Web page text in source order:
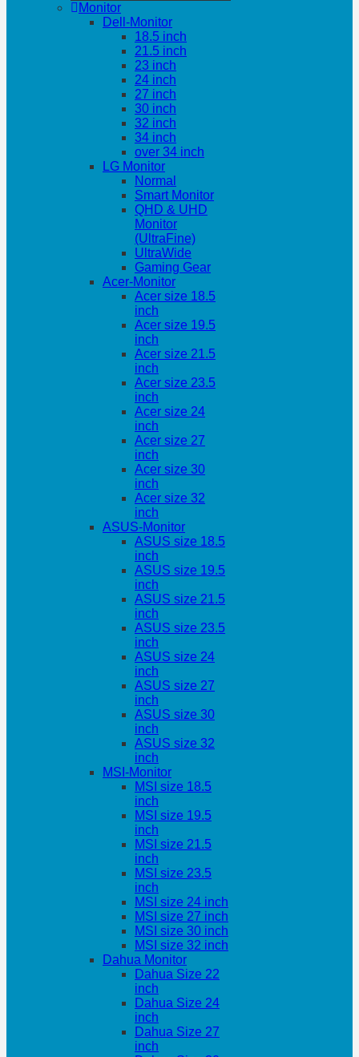
Monitor
Dell-Monitor
18.5 inch
21.5 inch
23 inch
24 inch
27 inch
30 inch
32 inch
34 inch
over 34 inch
LG Monitor
Normal
Smart Monitor
QHD & UHD
Monitor
(UltraFine)
UltraWide
Gaming Gear
Acer-Monitor
Acer size 18.5
inch
Acer size 19.5
inch
Acer size 21.5
inch
Acer size 23.5
inch
Acer size 24
inch
Acer size 27
inch
Acer size 30
inch
Acer size 32
inch
ASUS-Monitor
ASUS size 18.5
inch
ASUS size 19.5
inch
ASUS size 21.5
inch
ASUS size 23.5
inch
ASUS size 24
inch
ASUS size 27
inch
ASUS size 30
inch
ASUS size 32
inch
MSI-Monitor
MSI size 18.5
inch
MSI size 19.5
inch
MSI size 21.5
inch
MSI size 23.5
inch
MSI size 24 inch
MSI size 27 inch
MSI size 30 inch
MSI size 32 inch
Dahua Monitor
Dahua Size 22
inch
Dahua Size 24
inch
Dahua Size 27
inch